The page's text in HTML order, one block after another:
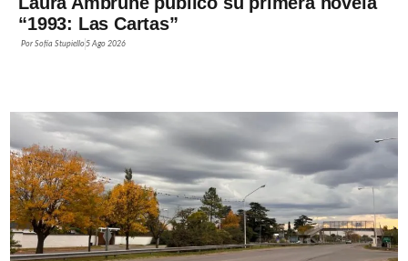
“1993: Las Cartas”
PorSofía Stupiello 5 Ago 2026